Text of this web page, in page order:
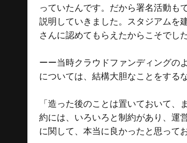
っていたんです。だから署名活動も
説明していきました。スタジアムを
さんに認めてもらえたからこそでした
ーー当時クラウドファンディングの
については、結構大胆なことをする
「造った後のことは置いておいて
約には、いろいろと制約があり、運
に関して、本当に良かったと思って